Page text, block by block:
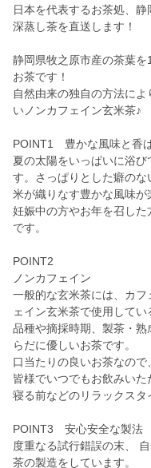
日本を代表するお茶処、静
深蒸し茶を直送します！
静岡県牧之原市産の茶葉
お茶です！
自然由来の独自の方法に
いノンカフェイン玄米茶♪
POINT1 豊かな風味と香
夏の太陽をいっぱいに浴
す。さっぱりとした癖の
米が織りなす豊かな風味が
妊娠中の方やお年を召し
です。
POINT2
ノンカフェイン
一般的な玄米茶には、カ
ェイン玄米茶で使用してい
品種や摘採時期、製茶・
らだに優しいお茶です。
口当たりの良いお茶なの
皆様でいつでもお飲みいた
寝る前などのリラックスタ
POINT3 安心安全な製法
度重なる試行錯誤の末、
茶の製造をしています。